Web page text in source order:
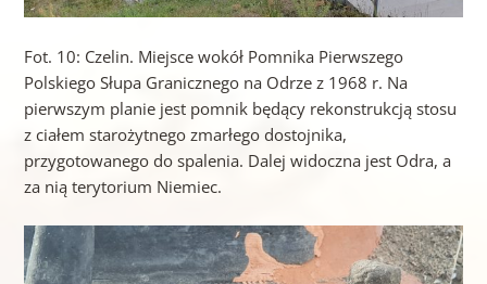
Fot. 10: Czelin. Miejsce wokół Pomnika Pierwszego
Polskiego Słupa Granicznego na Odrze z 1968 r. Na
pierwszym planie jest pomnik będący rekonstrukcją stosu
z ciałem starożytnego zmarłego dostojnika,
przygotowanego do spalenia. Dalej widoczna jest Odra, a
za nią terytorium Niemiec.